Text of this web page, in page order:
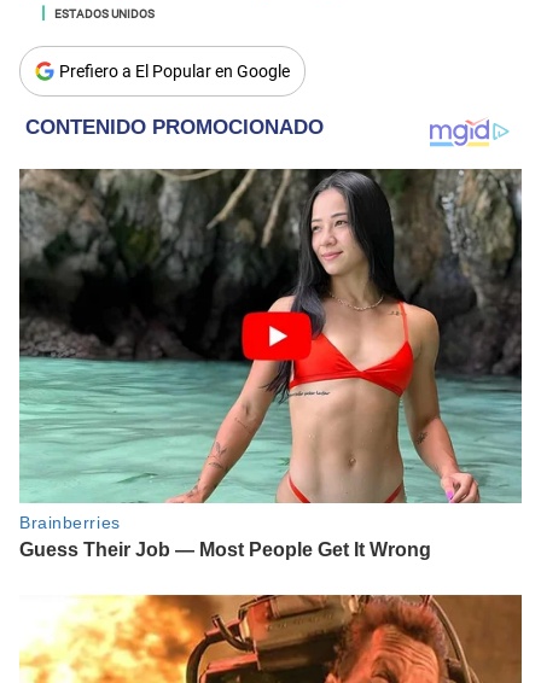
ESTADOS UNIDOS
Prefiero a El Popular en Google